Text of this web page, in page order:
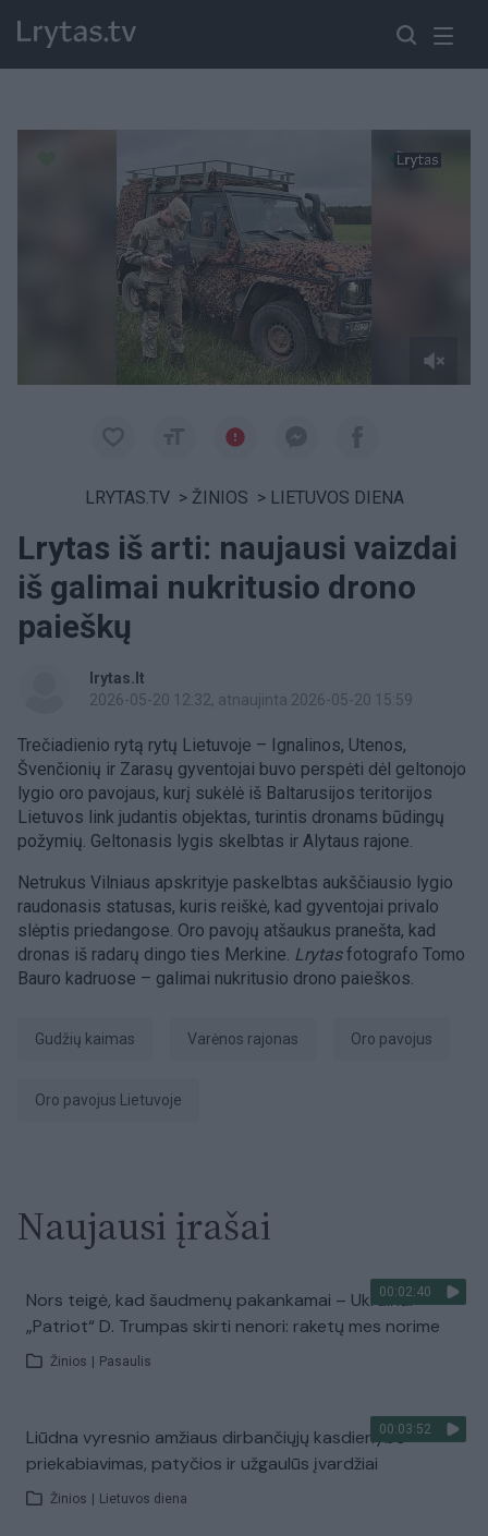
LRYTAS.TV > ŽINIOS > LIETUVOS DIENA
Lrytas iš arti: naujausi vaizdai
iš galimai nukritusio drono
paieškų
lrytas.lt
2026-05-20 12:32, atnaujinta 2026-05-20 15:59
Trečiadienio rytą rytų Lietuvoje – Ignalinos, Utenos,
Švenčionių ir Zarasų gyventojai buvo perspėti dėl geltonojo
lygio oro pavojaus, kurį sukėlė iš Baltarusijos teritorijos
Lietuvos link judantis objektas, turintis dronams būdingų
požymių. Geltonasis lygis skelbtas ir Alytaus rajone.
Netrukus Vilniaus apskrityje paskelbtas aukščiausio lygio
raudonasis statusas, kuris reiškė, kad gyventojai privalo
slėptis priedangose. Oro pavojų atšaukus pranešta, kad
dronas iš radarų dingo ties Merkine. Lrytasfotografo Tomo
Bauro kadruose – galimai nukritusio drono paieškos.
Gudžių kaimas Varėnos rajonas Oro pavojus
Oro pavojus Lietuvoje
Naujausi įrašai
00:02:40
Nors teigė, kad šaudmenų pakankamai – Ukrainai
„Patriot“ D. Trumpas skirti nenori: raketų mes norime
Žinios Pasaulis
00:03:52
Liūdna vyresnio amžiaus dirbančiųjų kasdienybė –
priekabiavimas, patyčios ir užgaulūs įvardžiai
Žinios Lietuvos diena